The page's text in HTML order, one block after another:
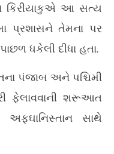
કિરીયાકુએ આ સત્ય
પ્રશાસને તેમના પર
ધકેલી દીધા હતા.
પંજાબ અને પશ્ચિમી
ફેલાવવાની શરૂઆત
સાથે